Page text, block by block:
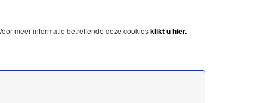
meer informatie betreffende deze cookiesklikt u hier.